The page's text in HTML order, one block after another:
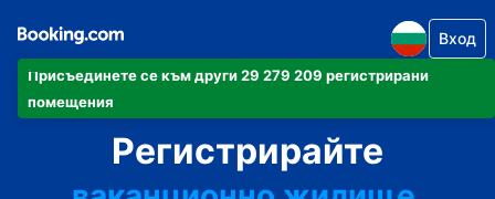
Присъединете се към други 29 279 209 регистрирани
помещения
Вход
Регистрирайте
своя апартамент
своя хотел